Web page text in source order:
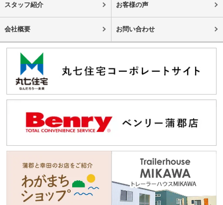
スタッフ紹介 お客様の声
会社概要 お問い合わせ